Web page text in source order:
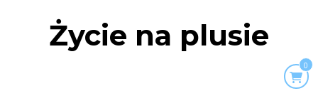
Życie na plusie
0